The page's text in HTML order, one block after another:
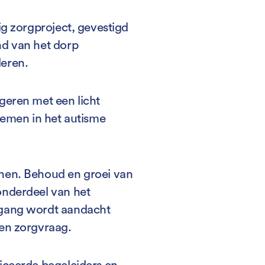
zorgproject, gevestigd
van het dorp
met een licht
in het autisme
Behoud en groei van
van het
wordt aandacht
zorgvraag.